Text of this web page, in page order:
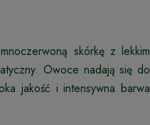
skórkę z lekkim
Owoce nadają się do
jakość i intensywna barwa